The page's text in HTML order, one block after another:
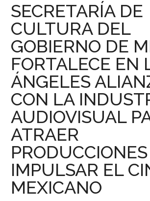
SECRETARÍA DE
CULTURA DEL
GOBIERNO DE
FORTALECE EN
ÁNGELES
CON LA
AUDIOVISUAL
ATRAER
IMPULSAR EL
MEXICANO